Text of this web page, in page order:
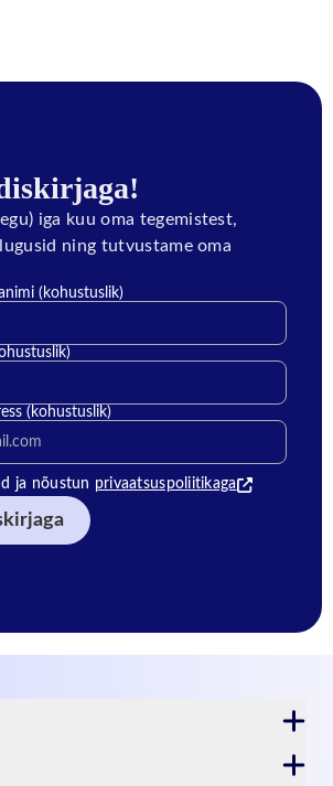
iga kuu oma tegemistest,
ning tutvustame oma
(kohustuslik)
(kohustuslik)
nõustun privaatsustingimustega
ja nõustun privaatsuspoliitikaga